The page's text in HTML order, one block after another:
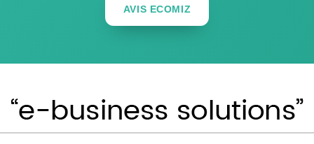
AVIS ECOMIZ